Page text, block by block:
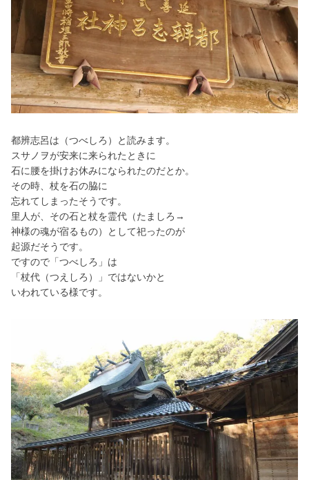
都辨志呂は（つべしろ）と読みます。
スサノヲが安来に来られたときに
石に腰を掛けお休みになられたのだとか。
その時、杖を石の脇に
忘れてしまったそうです。
里人が、その石と杖を霊代（たましろ→
神様の魂が宿るもの）として祀ったのが
起源だそうです。
ですので「つべしろ」は
「杖代（つえしろ）」ではないかと
いわれている様です。